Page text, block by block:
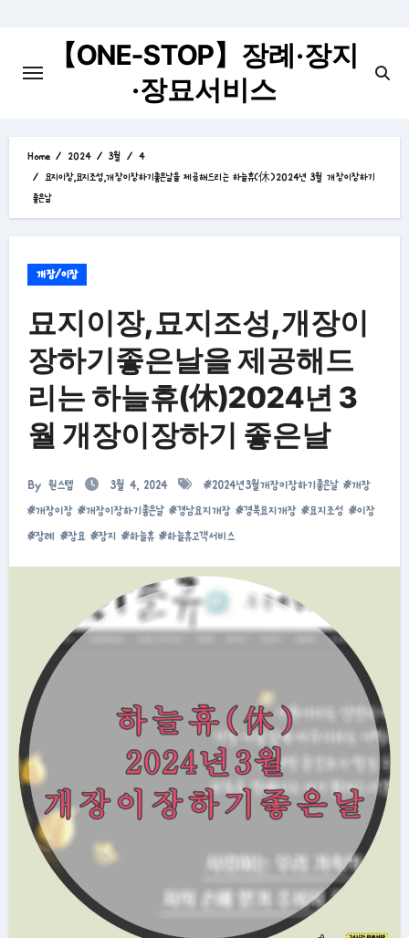
【ONE-STOP】장례·장지
·장묘서비스
Home 2024 3월
4
묘지이장,묘지조성,개장이장하기좋은날을 제공해드리는 하늘휴(休)2024년 3월 개장이장하기
좋은날
개장/이장
묘지이장,묘지조성,개장이
장하기좋은날을 제공해드
리는 하늘휴(休)2024년 3
월 개장이장하기 좋은날
By 원스텝 3월 4, 2024 #2024년3월개장이장하기좋은날 #개장
#개장이장#개장이장하기좋은날#경남묘지개장#경북묘지개장#묘지조성 #이장
#장례 #장묘#장지 #하늘휴#하늘휴고객서비스